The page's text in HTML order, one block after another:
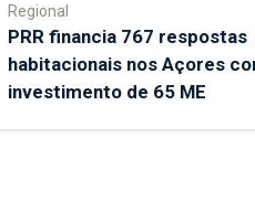
Regional
PRR financia 767 respostas
habitacionais nos Açores
investimento de 65 ME